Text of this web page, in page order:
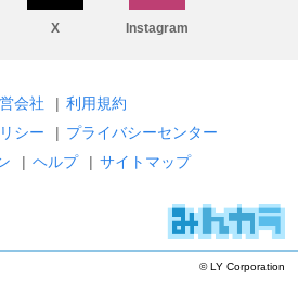
X Instagram
会社 | 利用規約
シー
| プライバシーセンター
| ヘルプ | サイトマップ
© LY Corporation